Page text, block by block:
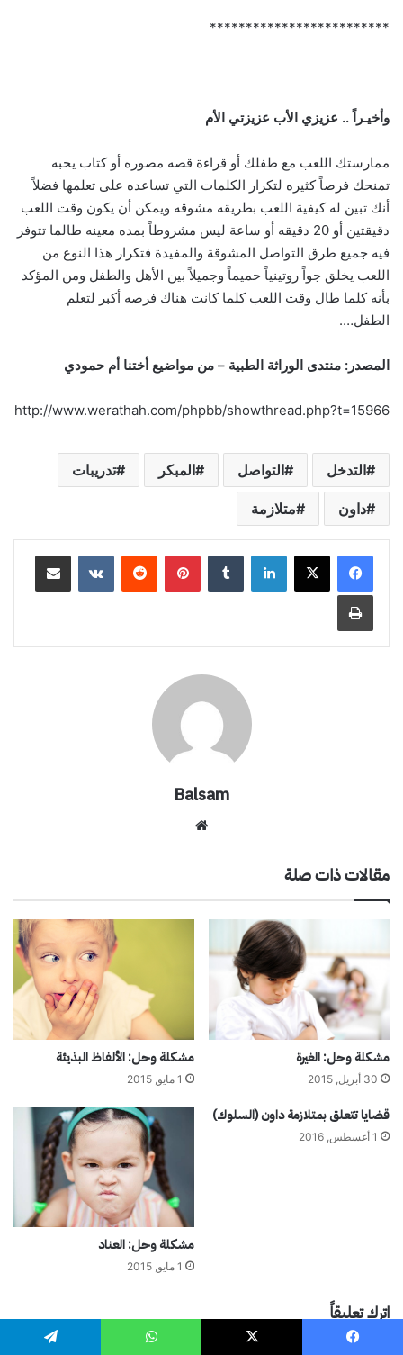
*************************
وأخيـراً .. عزيزي الأب عزيزتي الأم
ممارستك اللعب مع طفلك أو قراءة قصه مصوره أو كتاب يحبه
تمنحك فرصاً كثيره لتكرار الكلمات التي تساعده على تعلمها فضلاً
أنك تبين له كيفية اللعب بطريقه مشوقه ويمكن أن يكون وقت اللعب
دقيقتين أو 20 دقيقه أو ساعة ليس مشروطاً بمده معينه طالما تتوفر
فيه جميع طرق التواصل المشوقة والمفيدة فتكرار هذا النوع من
اللعب يخلق جواً روتينياً حميماً وجميلاً بين الأهل والطفل ومن المؤكد
بأنه كلما طال وقت اللعب كلما كانت هناك فرصه أكبر لتعلم
الطفل….
المصدر: منتدى الوراثة الطبية – من مواضيع أختنا أم حمودي
http://www.werathah.com/phpbb/showthread.php?t=15966
التدخل التواصل المبكر تدريبات
داون متلازمة
لينكدإن بينتيريست مشاركة عبر البريد
طباعة
Balsam
مقالات ذات صلة
مشكلة وحل: الغيرة
30 أبريل, 2015
مشكلة وحل: الألفاظ البذيئة
1 مايو, 2015
قضايا تتعلق بمتلازمة داون (السلوك)
1 أغسطس, 2016
مشكلة وحل: العناد
1 مايو, 2015
اترك تعليقاً